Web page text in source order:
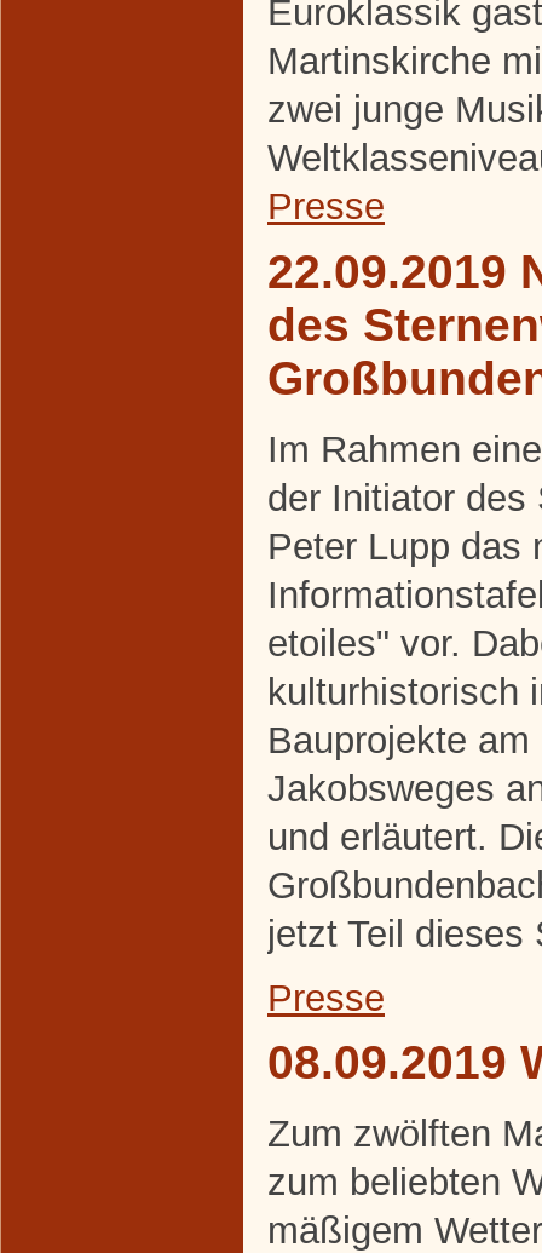
Euroklassik
Martinskirche
zwei junge
Presse
22.09.2019
des
Im Rahmen
der Initiator des
Peter Lupp das
etoiles" vor.
kulturhistorisch
Bauprojekte
Jakobsweges
und erläutert.
jetzt Teil dieses
Presse
08.09.2019
Zum zwölften
zum beliebten
mäßigem